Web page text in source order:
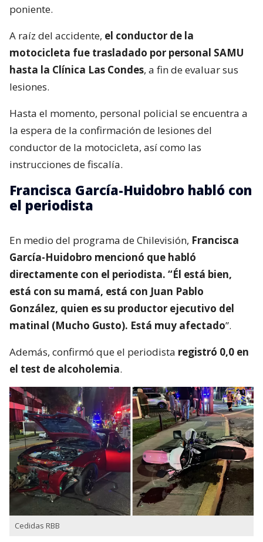
poniente.
A raíz del accidente, el conductor de la
motocicleta fue trasladado por personal SAMU
hasta la Clínica Las Condes, a fin de evaluar sus
lesiones.
Hasta el momento, personal policial se encuentra a
la espera de la confirmación de lesiones del
conductor de la motocicleta, así como las
instrucciones de fiscalía.
Francisca García-Huidobro habló con
el periodista
En medio del programa de Chilevisión, Francisca
García-Huidobro mencionó que habló
directamente con el periodista. “Él está bien,
está con su mamá, está con Juan Pablo
González, quien es su productor ejecutivo del
matinal (Mucho Gusto). Está muy afectado”.
Además, confirmó que el periodista registró 0,0 en
el test de alcoholemia.
Cedidas RBB